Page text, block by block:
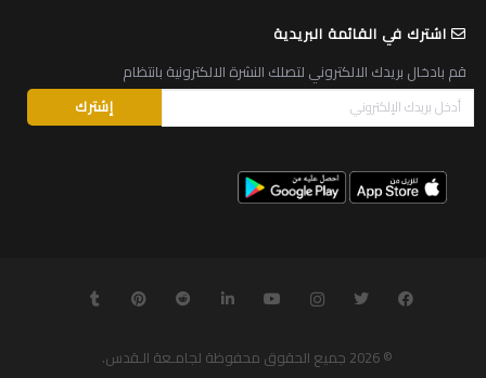
اشترك في القائمة البريدية
قم بادخال بريدك الالكتروني لتصلك النشرة الالكترونية بانتظام
© 2026 جميع الحقوق محفوظة لجامـعة الـقدس.